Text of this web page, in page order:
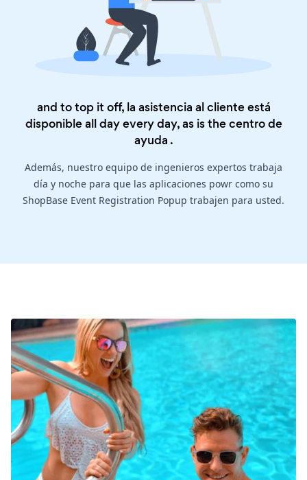
and to top it off, la asistencia al cliente está
disponible all day every day, as is thecentro de
ayuda .
Además, nuestro equipo de ingenieros expertos trabaja
día y noche para que las aplicaciones powr como su
ShopBase Event Registration Popup trabajen para usted.